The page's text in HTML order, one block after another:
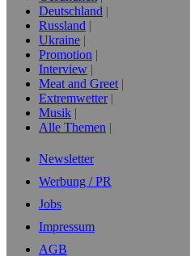
Deutschland
Russland
Ukraine
Promotion
Interview
Meat and Greet
Extremwetter
Musik
Alle Themen
Newsletter
Werbung / PR
Jobs
Impressum
AGB